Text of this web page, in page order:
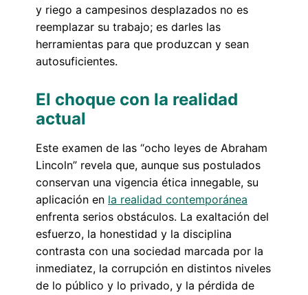
y riego a campesinos desplazados no es
reemplazar su trabajo; es darles las
herramientas para que produzcan y sean
autosuficientes.
El choque con la realidad
actual
Este examen de las “ocho leyes de Abraham
Lincoln” revela que, aunque sus postulados
conservan una vigencia ética innegable, su
aplicación en la realidad contemporánea
enfrenta serios obstáculos. La exaltación del
esfuerzo, la honestidad y la disciplina
contrasta con una sociedad marcada por la
inmediatez, la corrupción en distintos niveles
de lo público y lo privado, y la pérdida de